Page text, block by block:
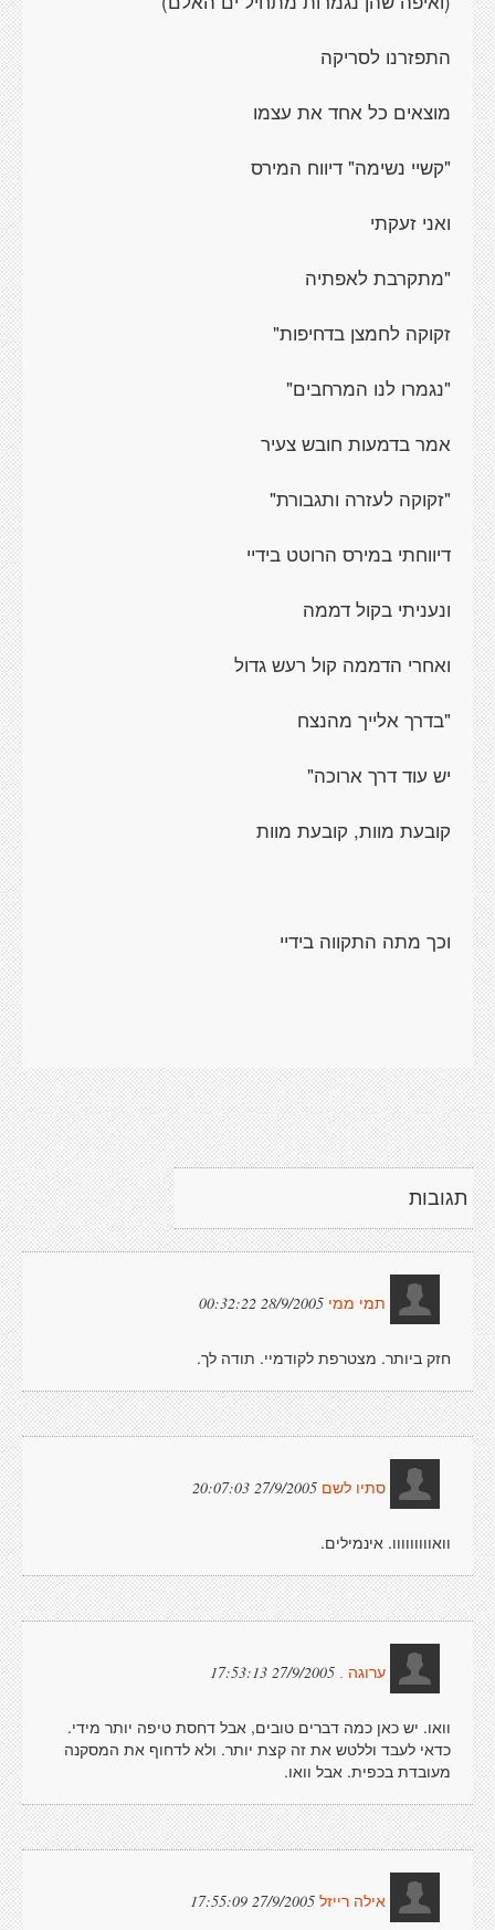
התפזרנו לסריקה
מוצאים כל אחד את עצמו
"קשיי נשימה" דיווח המירס
ואני זעקתי
"מתקרבת לאפתיה
זקוקה לחמצן בדחיפות"
"נגמרו לנו המרחבים"
אמר בדמעות חובש צעיר
"זקוקה לעזרה ותגבורת"
דיווחתי במירס הרוטט בידיי
ונעניתי בקול דממה
ואחרי הדממה קול רעש גדול
"בדרך אלייך מהנצח
יש עוד דרך ארוכה"
קובעת מוות, קובעת מוות
וכך מתה התקווה בידיי
תגובות
תמי ממי 28/9/2005 00:32:22
חזק ביותר. מצטרפת לקודמיי. תודה לך.
סתיו לשם 27/9/2005 20:07:03
וואווווווווו. אינמילים.
ערוגה . 27/9/2005 17:53:13
וואו. יש כאן כמה דברים טובים, אבל דחסת טיפה יותר מידי.
כדאי לעבד וללטש את זה קצת יותר. ולא לדחוף את המסקנה
מעובדת בכפית. אבל וואו.
אילה רייזל 27/9/2005 17:55:09